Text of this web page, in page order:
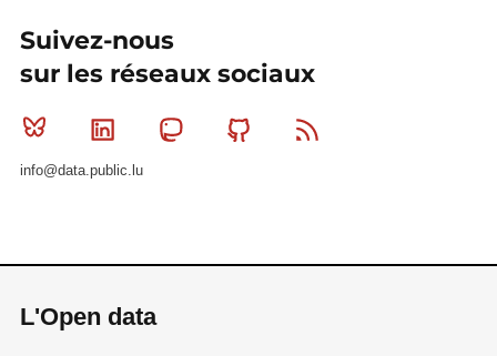
Suivez-nous
sur les réseaux sociaux
Bluesky Linkedin MastodonGithub
info@data.public.lu
L'Open data